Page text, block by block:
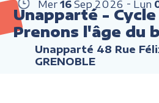
Mer 16 Sep 2026 Lun
Unapparté -
Prenons l'âge du
Unapparté 48 Rue
GRENOBLE